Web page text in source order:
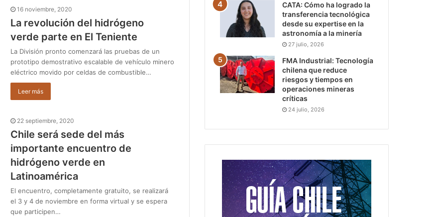
16 noviembre, 2020
La revolución del hidrógeno
verde parte en El Teniente
La División pronto comenzará las pruebas de un
prototipo demostrativo escalable de vehículo minero
eléctrico movido por celdas de combustible…
Leer más
22 septiembre, 2020
Chile será sede del más
importante encuentro de
hidrógeno verde en
Latinoamérica
El encuentro, completamente gratuito, se realizará
el 3 y 4 de noviembre en forma virtual y se espera
que participen…
CATA: Cómo ha logrado la
transferencia tecnológica
desde su expertise en la
astronomía a la minería
27 julio, 2026
FMA Industrial: Tecnología
chilena que reduce
riesgos y tiempos en
operaciones mineras
críticas
24 julio, 2026